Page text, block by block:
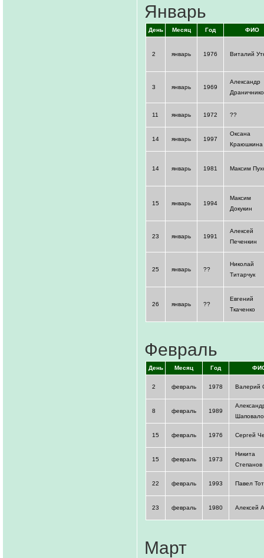
Январь
День Месяц Год ФИО
2 январь 1976 Виталий
3 январь 1969
Александр
11 январь 1972 ??
14 январь 1997
Оксана
Краюшкина
14 январь 1981 Максим
15 январь 1994
Максим
Докукин
23 январь 1991
Алексей
Печенкин
25 январь ??
Николай
Титарчук
26 январь ??
Евгений
Ткаченко
Февраль
День Месяц Год
2 февраль 1978 Валерий
8 февраль 1989
15 февраль 1976 Сергей
15 февраль 1973
Никита
Степанов
22 февраль 1993 Павел
23 февраль 1980 Алексей
Март